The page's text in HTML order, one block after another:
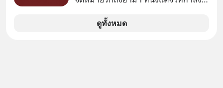
AI" ที่ผู้คนกำลังแห่ไล่ราคาอย่างบ้าคลั่ง
บทเรียนจากประวัติศาสตร์ 500 ปี บอก
ป๊าผมเห็นโปสเตอร์หนังเรื่องนี้หลาย
ดูทั้งหมด